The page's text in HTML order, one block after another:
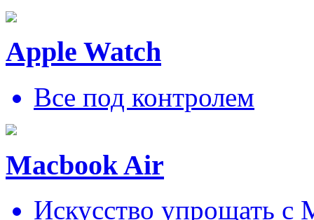
Apple Watch
Все под контролем
Macbook Air
Искусcтво упрощать c